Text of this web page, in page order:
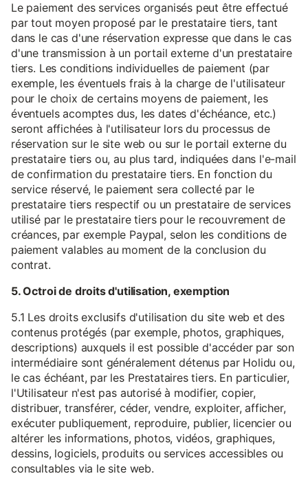
Le paiement des services organisés peut être effectué
par tout moyen proposé par le prestataire tiers, tant
dans le cas d'une réservation expresse que dans le cas
d'une transmission à un portail externe d'un prestataire
tiers. Les conditions individuelles de paiement (par
exemple, les éventuels frais à la charge de l'utilisateur
pour le choix de certains moyens de paiement, les
éventuels acomptes dus, les dates d'échéance, etc.)
seront affichées à l'utilisateur lors du processus de
réservation sur le site web ou sur le portail externe du
prestataire tiers ou, au plus tard, indiquées dans l'e-mail
de confirmation du prestataire tiers. En fonction du
service réservé, le paiement sera collecté par le
prestataire tiers respectif ou un prestataire de services
utilisé par le prestataire tiers pour le recouvrement de
créances, par exemple Paypal, selon les conditions de
paiement valables au moment de la conclusion du
contrat.
5. Octroi de droits d'utilisation, exemption
5.1 Les droits exclusifs d'utilisation du site web et des
contenus protégés (par exemple, photos, graphiques,
descriptions) auxquels il est possible d'accéder par son
intermédiaire sont généralement détenus par Holidu ou,
le cas échéant, par les Prestataires tiers. En particulier,
l'Utilisateur n'est pas autorisé à modifier, copier,
distribuer, transférer, céder, vendre, exploiter, afficher,
exécuter publiquement, reproduire, publier, licencier ou
altérer les informations, photos, vidéos, graphiques,
dessins, logiciels, produits ou services accessibles ou
consultables via le site web.